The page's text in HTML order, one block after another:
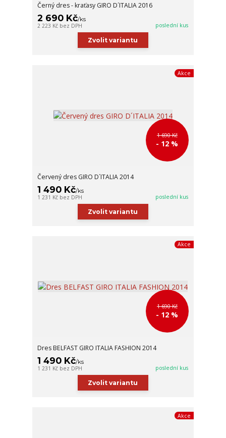
Černý dres - kraťasy GIRO D´ITALIA 2016
2 690 Kč/ks
2 223 Kč bez DPH poslední kus
Zvolit variantu
Akce
1 690 Kč
- 12 %
Červený dres GIRO D´ITALIA 2014
1 490 Kč/ks
1 231 Kč bez DPH poslední kus
Zvolit variantu
Akce
1 690 Kč
- 12 %
Dres BELFAST GIRO ITALIA FASHION 2014
1 490 Kč/ks
1 231 Kč bez DPH poslední kus
Zvolit variantu
Akce